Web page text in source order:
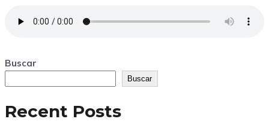
Buscar
Buscar
Recent Posts